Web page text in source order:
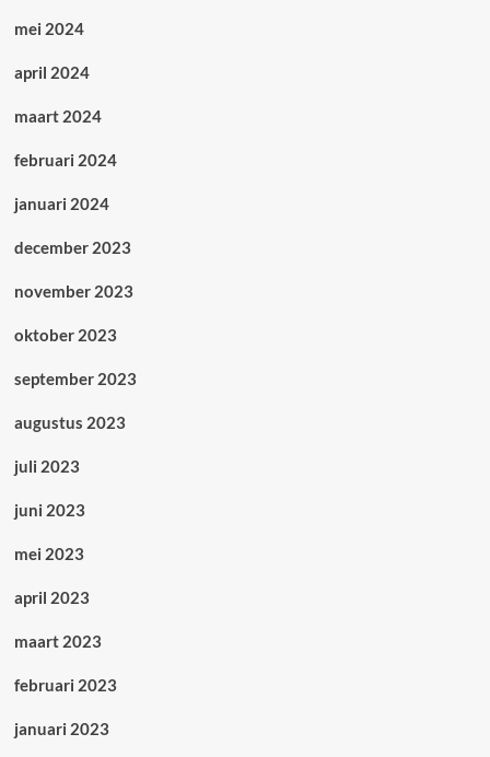
mei 2024
april 2024
maart 2024
februari 2024
januari 2024
december 2023
november 2023
oktober 2023
september 2023
augustus 2023
juli 2023
juni 2023
mei 2023
april 2023
maart 2023
februari 2023
januari 2023